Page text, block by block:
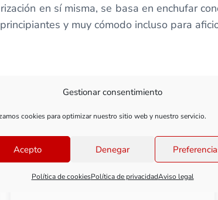
Gestionar consentimiento
cookies para optimizar nuestro sitio web y nuestro servicio.
Acepto Denegar
Política de cookiesPolítica de privacidadAviso legal
en sí misma, se basa en enchufar
y muy cómodo incluso para
Clase 2: Desvíos Rocoline
sin balasto (H0)